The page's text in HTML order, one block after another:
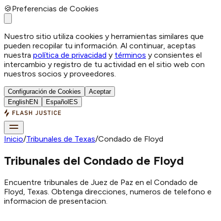
🍪Preferencias de Cookies
Nuestro sitio utiliza cookies y herramientas similares que
pueden recopilar tu información. Al continuar, aceptas
nuestra política de privacidad y términos y consientes el
intercambio y registro de tu actividad en el sitio web con
nuestros socios y proveedores.
Configuración de Cookies
Aceptar
EnglishEN Español ES
Inicio/Tribunales de Texas/Condado de Floyd
Tribunales del Condado de Floyd
Encuentre tribunales de Juez de Paz en el Condado de
Floyd, Texas. Obtenga direcciones, numeros de telefono e
informacion de presentacion.